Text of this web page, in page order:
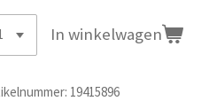
In winkelwagen
19415896